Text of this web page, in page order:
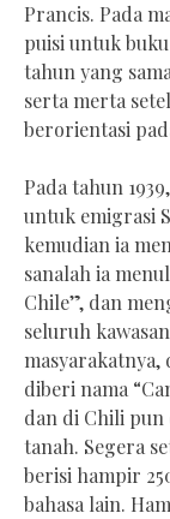
Prancis. Pada
puisi untuk buku
tahun yang
serta merta
berorientasi
Pada tahun
untuk emigrasi
kemudian ia
sanalah ia
Chile”, dan
seluruh
diberi nama
dan di Chili
tanah. Segera
berisi hampir
bahasa lain.